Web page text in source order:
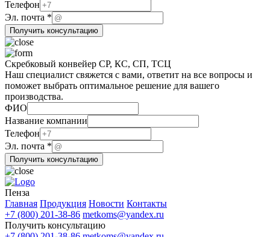
Телефон
Эл.
почта
Название
Эл. почта *
Получить консультацию
Скребковый конвейер СР, КС, СП, ТСЦ
Наш специалист свяжется с вами, ответит на все вопросы и
поможет выбрать оптимальное решение для вашего
производства.
ФИО
Название компании
Телефон
Название
Эл.
Название
Эл. почта *
Получить консультацию
Пенза
Главная Продукция Новости Контакты
+7 (800) 201-38-86 metkoms@yandex.ru
Получить консультацию